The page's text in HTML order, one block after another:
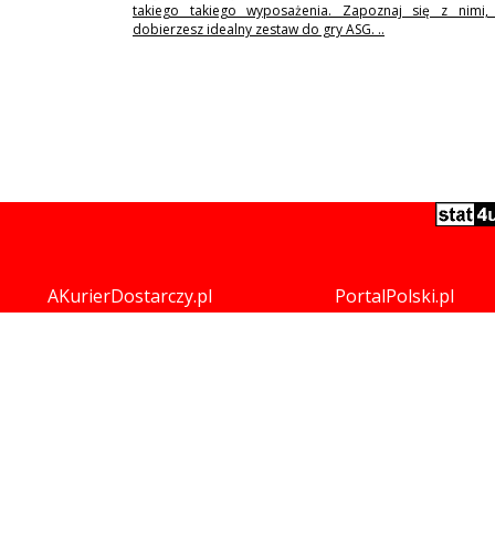
takiego takiego wyposażenia. Zapoznaj się z
dobierzesz idealny zestaw do gry ASG. ..
AKurierDostarczy.pl PortalPolski.pl